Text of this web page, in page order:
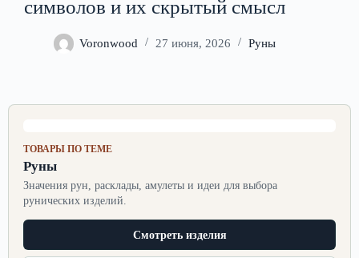
символов и их скрытый смысл
Voronwood 27 июня, 2026 Руны
ТОВАРЫ ПО ТЕМЕ
Руны
Значения рун, расклады, амулеты и идеи для выбора
рунических изделий.
Смотреть изделия